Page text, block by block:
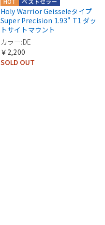
Holy Warrior Geisseleタイプ
Super Precision 1.93" T1 ダッ
トサイトマウント
カラー:DE
￥2,200
SOLD OUT